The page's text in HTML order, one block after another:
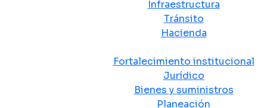
Infraestructura
Tránsito
Hacienda
Fortalecimiento institucional
Jurídico
Bienes y suministros
Planeación